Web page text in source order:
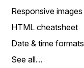
Responsive images
HTML cheatsheet
Date & time formats
See all…